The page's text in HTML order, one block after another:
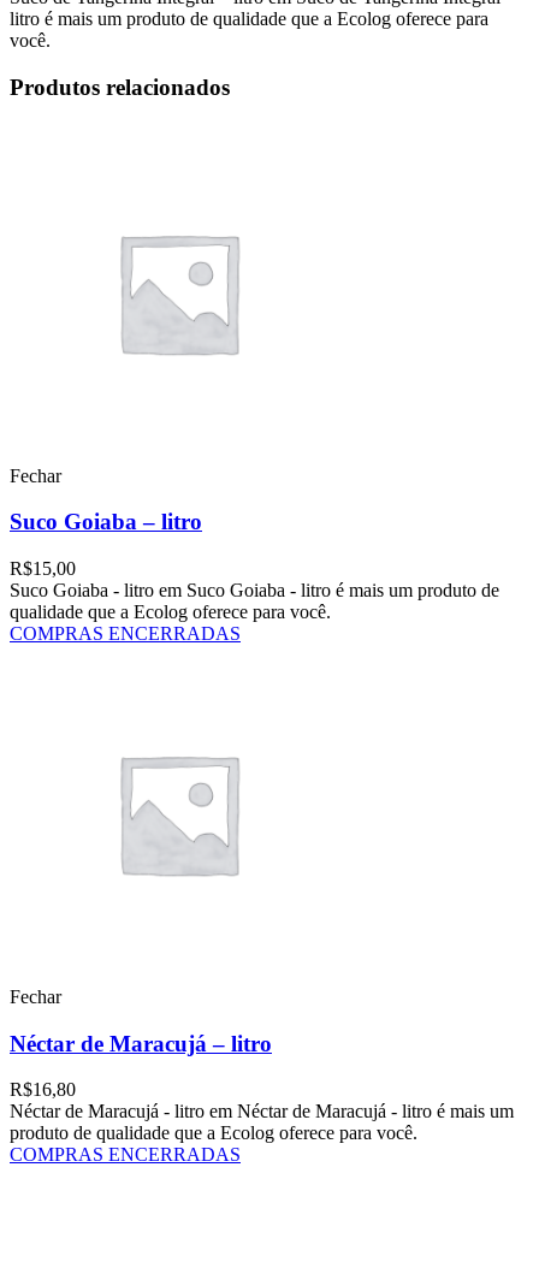
litro é mais um produto de qualidade que a Ecolog oferece para
você.
Produtos relacionados
Fechar
Suco Goiaba – litro
R$15,00
Suco Goiaba - litro em Suco Goiaba - litro é mais um produto de
qualidade que a Ecolog oferece para você.
COMPRAS ENCERRADAS
Fechar
Néctar de Maracujá – litro
R$16,80
Néctar de Maracujá - litro em Néctar de Maracujá - litro é mais um
produto de qualidade que a Ecolog oferece para você.
COMPRAS ENCERRADAS